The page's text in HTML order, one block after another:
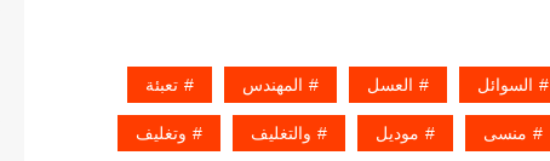
السوائل العسل المهندس تعبئة
منسى موديل والتغليف وتغليف